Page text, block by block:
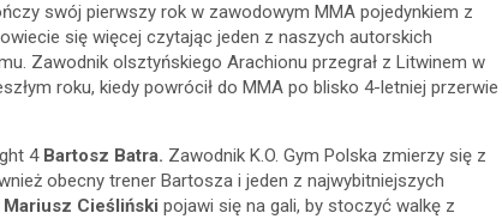
swój pierwszy rok w zawodowym MMA pojedynkiem z
się więcej czytając jeden z naszych autorskich
Zawodnik olsztyńskiego Arachionu przegrał z Litwinem w
roku, kiedy powrócił do MMA po blisko 4-letniej przerwie
4 Bartosz Batra. Zawodnik K.O. Gym Polska zmierzy się z
obecny trener Bartosza i jeden z najwybitniejszych
Mariusz Cieśliński pojawi się na gali, by stoczyć walkę z